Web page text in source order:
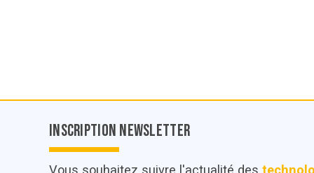
Inscription Newsletter
Vous souhaitez suivre l'actualité des